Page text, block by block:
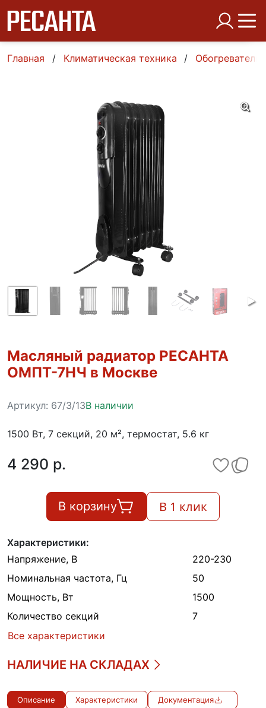
Главная Климатическая техника Обогреватели
Масляный радиатор РЕСАНТА
ОМПТ-7НЧ в Москве
Артикул: 67/3/13В наличии
1500 Вт, 7 секций, 20 м², термостат, 5.6 кг
4 290 p.
В корзину В 1 клик
Характеристики:
Напряжение, В
220-230
Номинальная частота, Гц
50
Мощность, Вт
1500
Количество секций
7
Все характеристики
НАЛИЧИЕ НА СКЛАДАХ
Описание Характеристики Документация